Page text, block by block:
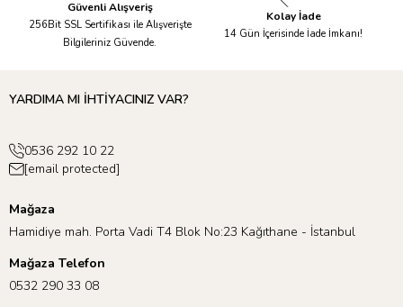
Güvenli Alışveriş
256Bit SSL Sertifikası ile Alışverişte
Bilgileriniz Güvende.
Kolay İade
14 Gün İçerisinde İade İmkanı!
YARDIMA MI İHTİYACINIZ VAR?
0536 292 10 22
[email protected]
Mağaza
Hamidiye mah. Porta Vadi T4 Blok No:23 Kağıthane - İstanbul
Mağaza Telefon
0532 290 33 08